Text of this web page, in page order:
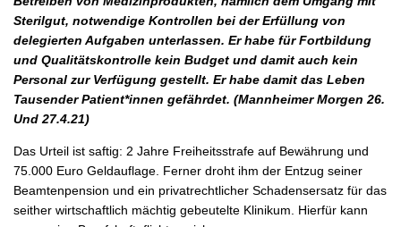
Sterilgut, notwendige Kontrollen bei der Erfüllung von
delegierten Aufgaben unterlassen. Er habe für Fortbildung
und Qualitätskontrolle kein Budget und damit auch kein
Personal zur Verfügung gestellt. Er habe damit das Leben
Tausender Patient*innen gefährdet. (Mannheimer Morgen 26.
Und 27.4.21)
Das Urteil ist saftig: 2 Jahre Freiheitsstrafe auf Bewährung und
75.000 Euro Geldauflage. Ferner droht ihm der Entzug seiner
Beamtenpension und ein privatrechtlicher Schadensersatz für das
seither wirtschaftlich mächtig gebeutelte Klinikum. Hierfür kann